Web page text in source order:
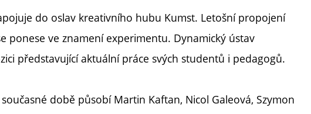
do oslav kreativního hubu Kumst. Letošní propojení
ponese ve znamení experimentu. Dynamický ústav
představující aktuální práce svých studentů i pedagogů.
době působí Martin Kaftan, Nicol Galeová, Szymon